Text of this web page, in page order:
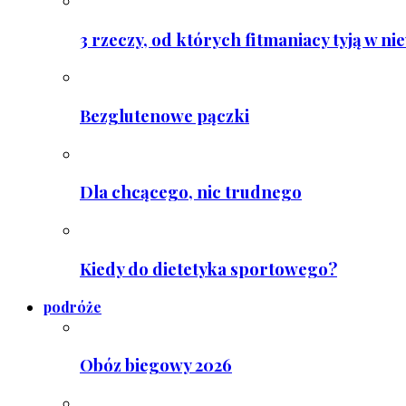
3 rzeczy, od których fitmaniacy tyją w
Bezglutenowe pączki
Dla chcącego, nic trudnego
Kiedy do dietetyka sportowego?
podróże
Obóz biegowy 2026